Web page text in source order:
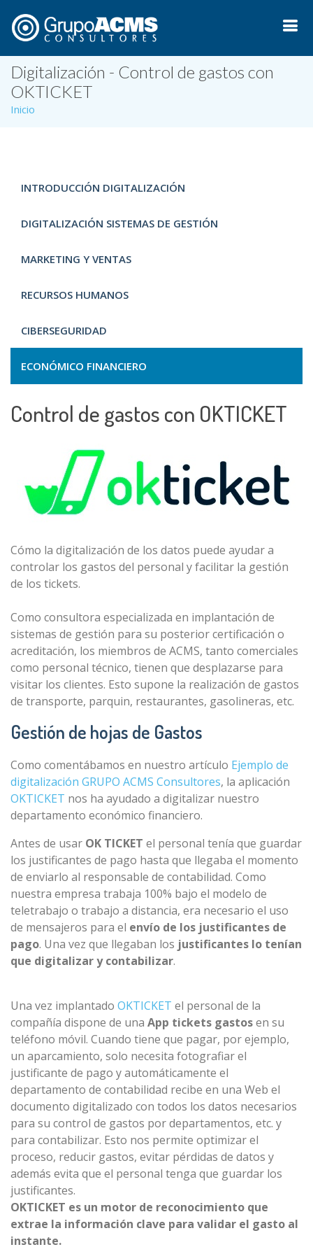
Digitalización - Control de gastos con
OKTICKET
Inicio
INTRODUCCIÓN DIGITALIZACIÓN
DIGITALIZACIÓN SISTEMAS DE GESTIÓN
MARKETING Y VENTAS
RECURSOS HUMANOS
CIBERSEGURIDAD
ECONÓMICO FINANCIERO
Control de gastos con OKTICKET
Cómo la digitalización de los datos puede ayudar a
controlar los gastos del personal y facilitar la gestión
de los tickets.
Como consultora especializada en implantación de
sistemas de gestión para su posterior certificación o
acreditación, los miembros de ACMS, tanto comerciales
como personal técnico, tienen que desplazarse para
visitar los clientes. Esto supone la realización de gastos
de transporte, parquin, restaurantes, gasolineras, etc.
Gestión de hojas de Gastos
Como comentábamos en nuestro artículo Ejemplo de
digitalización GRUPO ACMS Consultores, la aplicación
OKTICKET nos ha ayudado a digitalizar nuestro
departamento económico financiero.
Antes de usar OK TICKET el personal tenía que guardar
los justificantes de pago hasta que llegaba el momento
de enviarlo al responsable de contabilidad. Como
nuestra empresa trabaja 100% bajo el modelo de
teletrabajo o trabajo a distancia, era necesario el uso
de mensajeros para el envío de los justificantes de
pago. Una vez que llegaban los justificantes lo tenían
que digitalizar y contabilizar.
Una vez implantado OKTICKET el personal de la
compañía dispone de una App tickets gastosen su
teléfono móvil. Cuando tiene que pagar, por ejemplo,
un aparcamiento, solo necesita fotografiar el
justificante de pago y automáticamente el
departamento de contabilidad recibe en una Web el
documento digitalizado con todos los datos necesarios
para su control de gastos por departamentos, etc. y
para contabilizar. Esto nos permite optimizar el
proceso, reducir gastos, evitar pérdidas de datos y
además evita que el personal tenga que guardar los
justificantes.
OKTICKET es un motor de reconocimiento que
extrae la información clave para validar el gasto al
instante.